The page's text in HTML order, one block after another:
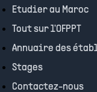
Etudier au Maroc
Tout sur l'OFPPT
Annuaire des
Stages
Contactez-nous